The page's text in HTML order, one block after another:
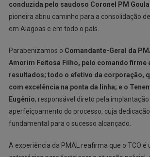
conduzida pelo saudoso Coronel PM
pioneira abriu caminho para a consolidação
em Alagoas e em todo o país.
Parabenizamos o Comandante-Geral da
Amorim Feitosa Filho, pelo comando firme
resultados; todo o efetivo da corporação,
com excelência na ponta da linha; e o
Eugênio, responsável direto pela implantação
aperfeiçoamento do processo, cuja
fundamental para o sucesso alcançado.
A experiência da PMAL reafirma que o TCO